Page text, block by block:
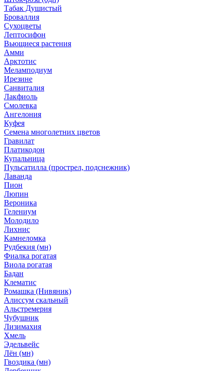
Табак Душистый
Броваллия
Сухоцветы
Лептосифон
Вьющиеся растения
Амми
Арктотис
Меламподиум
Ирезине
Санвиталия
Лакфиоль
Смолевка
Ангелония
Куфея
Семена многолетних цветов
Гравилат
Платикодон
Купальница
Пульсатилла (прострел, подснежник)
Лаванда
Пион
Люпин
Вероника
Гелениум
Молодило
Лихнис
Камнеломка
Рудбекия (мн)
Фиалка рогатая
Виола рогатая
Бадан
Клематис
Ромашка (Нивяник)
Алиссум скальный
Альстремерия
Чубушник
Лизимахия
Хмель
Эдельвейс
Лён (мн)
Гвоздика (мн)